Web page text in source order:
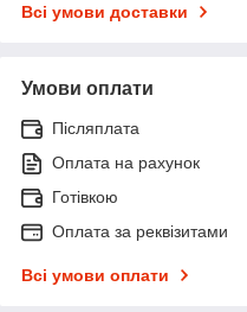
Всі умови доставки
Умови оплати
Післяплата
Оплата на рахунок
Готівкою
Оплата за реквізитами
Всі умови оплати